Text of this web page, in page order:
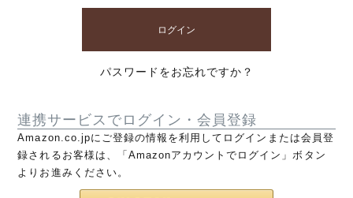
ログイン
パスワードをお忘れですか？
連携サービスでログイン・会員登録
Amazon.co.jpにご登録の情報を利用してログインまたは会員登
録されるお客様は、「Amazonアカウントでログイン」ボタン
よりお進みください。